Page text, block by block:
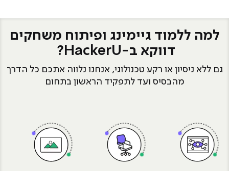
למה ללמוד גיימינג ופיתוח משחקים
דווקא ב-HackerU?
גם ללא ניסיון או רקע טכנולוגי, אנחנו נלווה אתכם כל הדרך
מהבסיס ועד לתפקיד הראשון בתחום